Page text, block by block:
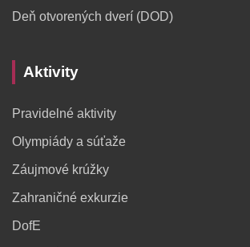
Deň otvorených dverí (DOD)
Aktivity
Pravidelné aktivity
Olympiády a súťaže
Záujmové krúžky
Zahraničné exkurzie
DofE